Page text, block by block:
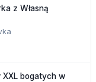
z Własną
bogatych w